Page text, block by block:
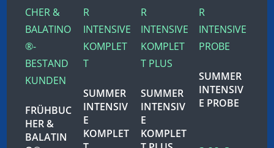
FRÜHBUC
HER &
BALATIN
SUMMER
INTENSIV
E
KOMPLET
SUMMER
INTENSIV
E
KOMPLET
SUMMER
INTENSIV
E PROBE